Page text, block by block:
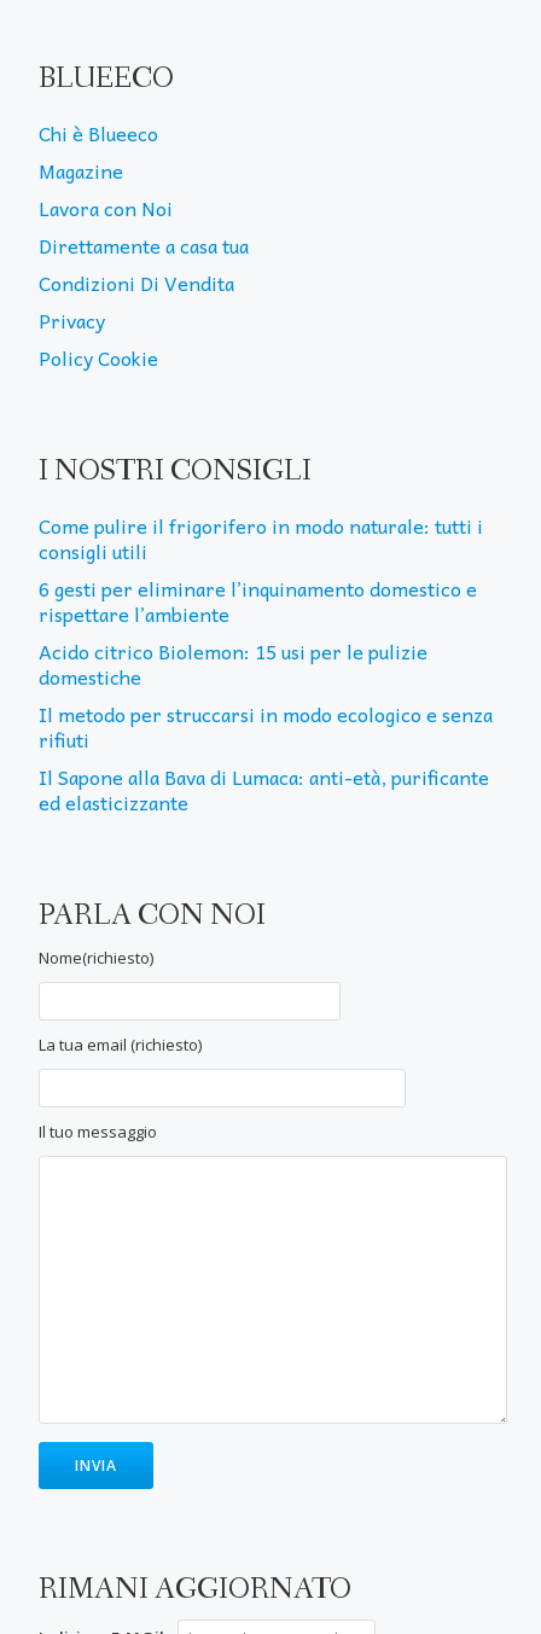
BLUEECO
Chi è Blueeco
Magazine
Lavora con Noi
Direttamente a casa tua
Condizioni Di Vendita
Privacy
Policy Cookie
I NOSTRI CONSIGLI
Come pulire il frigorifero in modo naturale: tutti i
consigli utili
6 gesti per eliminare l’inquinamento domestico e
rispettare l’ambiente
Acido citrico Biolemon: 15 usi per le pulizie
domestiche
Il metodo per struccarsi in modo ecologico e senza
rifiuti
Il Sapone alla Bava di Lumaca: anti-età, purificante
ed elasticizzante
PARLA CON NOI
Nome(richiesto)
La tua email (richiesto)
Il tuo messaggio
RIMANI AGGIORNATO